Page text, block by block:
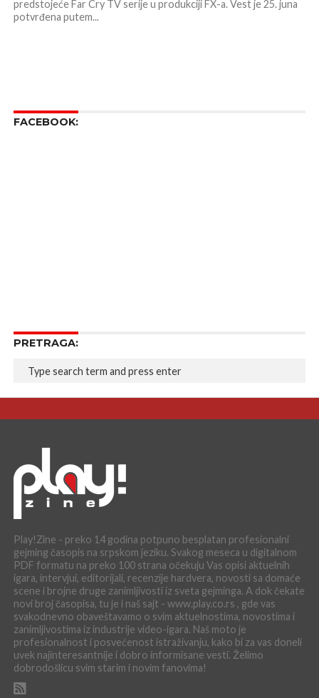
predstojeće Far Cry TV serije u produkciji FX-a. Vest je 25. juna
potvrđena putem...
FACEBOOK:
PRETRAGA:
Play!Zine - preko 14 godina potpuno besplatan profesionalni
gejming časopis na srpskom jeziku. Svakog meseca u digitalnom
PDF formatu na preko 100 strana očekuju Vas opisi aktuelnih
igara, intervjui, editorijali, recenzije hardvera, novosti sa domaće
scene i brojne druge zanimljivosti iz sveta gejminga. A dok čekate
novi broj časopisa, tu je i naš sajt - www.play.co.rs , gde vas
svakodnevno obaveštavamo o svim aktuelnostima, novostima i
zanimljivostima iz industrije video-igara. Naš moto je
profesionalnost i posvećenost istraživanju, kako bi za vas doneli
uvek najinteresantnije i dobro informisane vesti. Želimo
dobrodošlicu svim starim i novim fanovima!